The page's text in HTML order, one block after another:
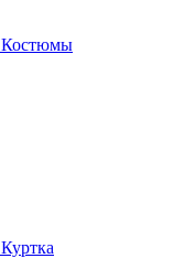
Костюмы
Куртка